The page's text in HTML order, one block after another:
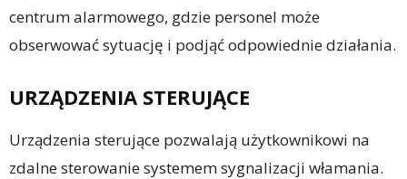
centrum alarmowego, gdzie personel może
obserwować sytuację i podjąć odpowiednie działania.
URZĄDZENIA STERUJĄCE
Urządzenia sterujące pozwalają użytkownikowi na
zdalne sterowanie systemem sygnalizacji włamania.